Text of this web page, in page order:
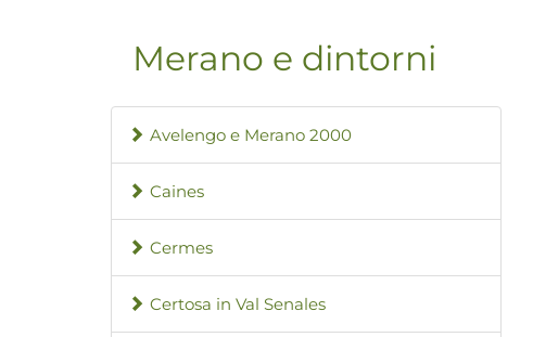
Merano e dintorni
Avelengo e Merano 2000
Caines
Cermes
Certosa in Val Senales